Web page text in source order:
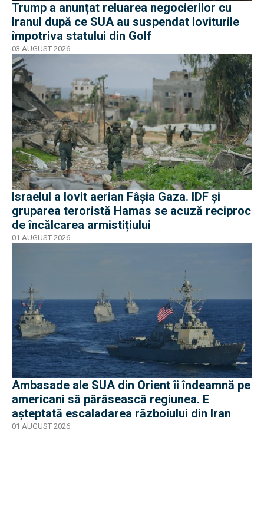
Trump a anunțat reluarea negocierilor cu
Iranul după ce SUA au suspendat loviturile
împotriva statului din Golf
03 AUGUST 2026
Israelul a lovit aerian Fâșia Gaza. IDF și
gruparea teroristă Hamas se acuză reciproc
de încălcarea armistițiului
01 AUGUST 2026
Ambasade ale SUA din Orient îi îndeamnă pe
americani să părăsească regiunea. E
așteptată escaladarea războiului din Iran
01 AUGUST 2026